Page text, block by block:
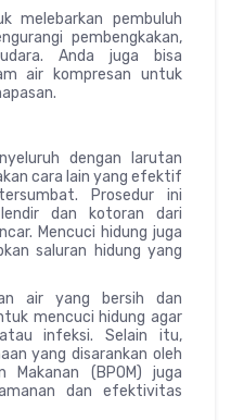
melebarkan pembuluh
pembengkakan,
Anda juga bisa
air kompresan untuk
dengan larutan
cara lain yang efektif
Prosedur ini
dan kotoran dari
Mencuci hidung juga
saluran hidung yang
air yang bersih dan
mencuci hidung agar
infeksi. Selain itu,
yang disarankan oleh
Makanan (BPOM) juga
dan efektivitas